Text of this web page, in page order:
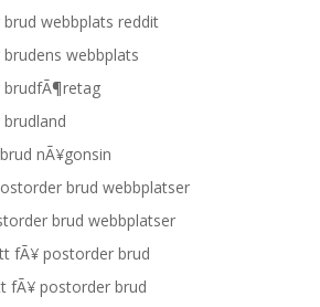
webbplats reddit
webbplats
nÃ¥gonsin
brud webbplatser
brud webbplatser
fÃ¥ postorder brud
fÃ¥ postorder brud